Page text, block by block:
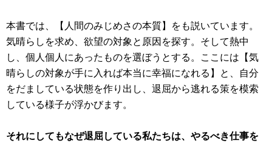
本書では、【人間のみじめさの本質】をも説いています。
気晴らしを求め、欲望の対象と原因を探す。そして熱中
し、個人個人にあったものを選ぼうとする。ここには【気
晴らしの対象が手に入れば本当に幸福になれる】と、自分
をだましている状態を作り出し、退屈から逃れる策を模索
している様子が浮かびます。
それにしてもなぜ退屈している私たちは、やるべき仕事を